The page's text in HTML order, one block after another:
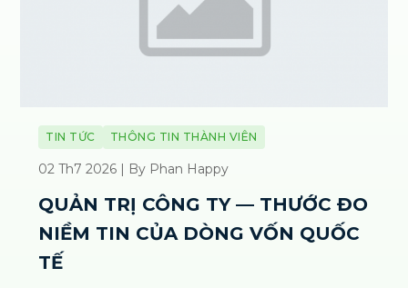
TIN TỨC THÔNG TIN THÀNH VIÊN
02 Th7 2026 | By Phan Happy
QUẢN TRỊ CÔNG TY — THƯỚC ĐO
NIỀM TIN CỦA DÒNG VỐN QUỐC
TẾ